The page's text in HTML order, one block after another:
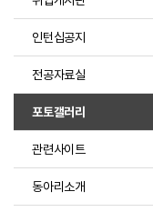
인턴십공지
전공자료실
포토갤러리
관련사이트
동아리소개